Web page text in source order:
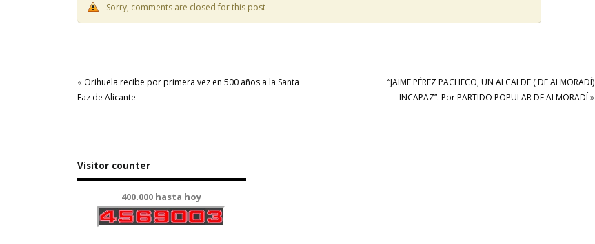
Sorry, comments are closed for this post
« Orihuela recibe por primera vez en 500 años a la Santa
Faz de Alicante
“JAIME PÉREZ PACHECO, UN ALCALDE ( DE ALMORADÍ)
INCAPAZ”. Por PARTIDO POPULAR DE ALMORADÍ»
Visitor counter
400.000 hasta hoy